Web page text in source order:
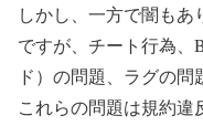
しかし、一方で闇も
ですが、チート行為、
ド）の問題、ラグの問
これらの問題は規約